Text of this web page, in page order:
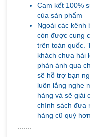
Cam kết 100%
của sản phẩm
Ngoài các kênh
còn được cung
trên toàn quốc.
khách chưa hài
phản ánh qua
sẽ hỗ trợ bạn
luôn lắng nghe
hàng và sẽ giải
chính sách đưa
hàng cũ quý